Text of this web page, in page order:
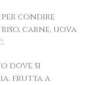
per condire
carne, uova
dove si
frutta a